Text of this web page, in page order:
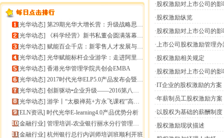
[光华动态] 第29期光华大增长营：升级战略思维，加速企业增长
[光华动态]
《科学经营》新书私董会圆满落幕｜用科学经营助推企业高
[光华动态] 赋能百企千店：新零售人才发展与组织能力微诊断
[光华动态] 光华赋能标杆企业游学：走进阿里巴巴+绿城管理集团
[光华动态] 香港光华管理学院共创会EMBA
[光华动态] 2017时代光华ELP5.0产品发布会暨构建企业员工
[光华动态] 创新驱动•企业升级——2016第八届（中
[光华动态] 游学丨“太极禅苑+方永飞课程”高端商圈项目启动
[ELN资讯] 时代光华E-learning4.0产品优势分析
[金融行业] 管理培训-农业银行丽水分行管理培训
[金融行业] 杭州银行总行内训师培训班顺利开班
·股权激励对上市公司的
·股权激励纵览
·股权激励对上市公司的
·上市公司股权激励管理办
·股权激励相关规定
·股权激励对上市公司的
·IT企业的股权激励的方案
·年薪制员工股权激励方案
·以股权为基础的薪酬制度
·股权激励现状描述